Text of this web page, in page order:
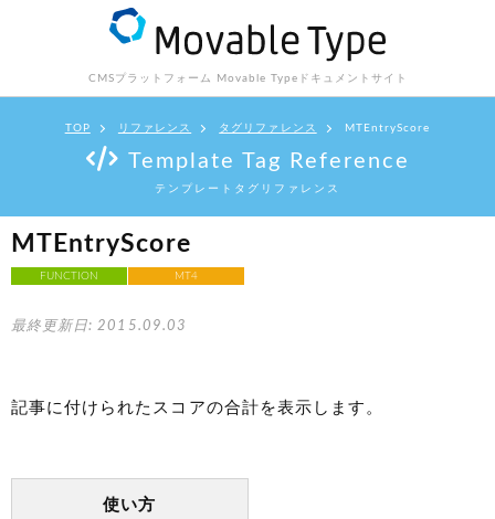
CMSプラットフォーム Movable Type ドキュメントサイト
TOP リファレンス タグリファレンス MTEntryScore
Template Tag Reference
テンプレートタグリファレンス
MTEntryScore
FUNCTION MT4
最終更新日: 2015.09.03
記事に付けられたスコアの合計を表示します。
使い方